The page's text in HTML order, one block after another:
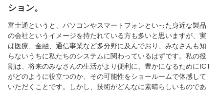
ション。
富士通というと、パソコンやスマートフォンといった身近な製品
の会社というイメージを持たれている方も多いと思いますが、実
は医療、金融、通信事業など多分野に及んでおり、みなさんも知
らないうちに私たちのシステムに関わっているはずです。私の役
割は、将来のみなさんの生活がより便利に、豊かになるためにICT
がどのように役立つのか、その可能性をショールームで体感して
いただくことです。しかし、技術がどんなに素晴らしいものであ